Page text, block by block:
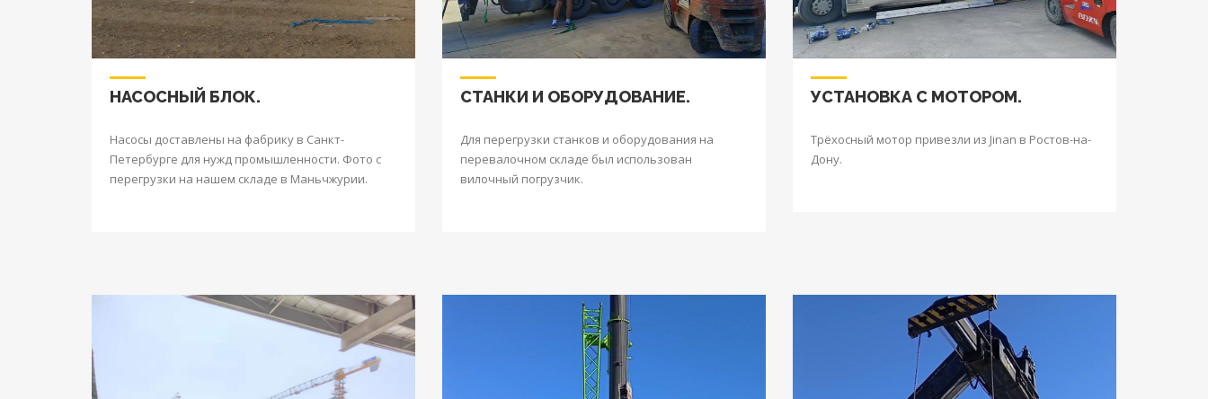
НАСОСНЫЙ БЛОК.
Насосы доставлены на фабрику в Санкт-
Петербурге для нужд промышленности. Фото с
перегрузки на нашем складе в Маньчжурии.
СТАНКИ И ОБОРУДОВАНИЕ.
Для перегрузки станков и оборудования на
перевалочном складе был использован
вилочный погрузчик.
УСТАНОВКА С МОТОРОМ.
Трëхосный мотор привезли из Jinan в Ростов-на-
Дону.